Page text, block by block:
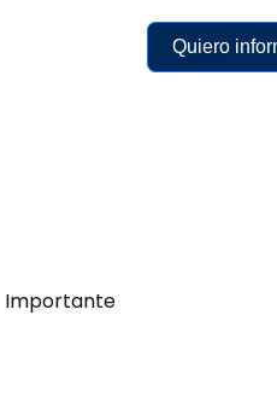
Quiero
Importante